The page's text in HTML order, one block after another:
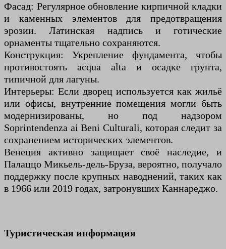
Фасад: Регулярное обновление кирпичной кладки
и каменных элементов для предотвращения
эрозии. Латинская надпись и готические
орнаменты тщательно сохраняются.
Конструкция: Укрепление фундамента, чтобы
противостоять acqua alta и осадке грунта,
типичной для лагуны.
Интерьеры: Если дворец используется как жильё
или офисы, внутренние помещения могли быть
модернизированы, но под надзором
Soprintendenza ai Beni Culturali, которая следит за
сохранением исторических элементов.
Венеция активно защищает своё наследие, и
Палаццо Микьель-дель-Бруза, вероятно, получало
поддержку после крупных наводнений, таких как
в 1966 или 2019 годах, затронувших Каннареджо.
Туристическая информация